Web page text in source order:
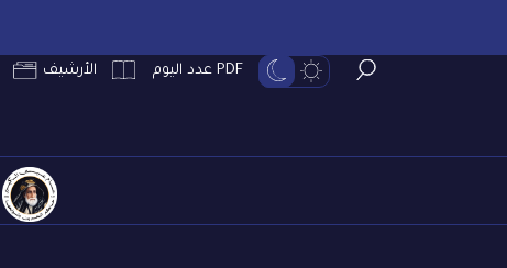
PDF عدد اليوم الأرشيف